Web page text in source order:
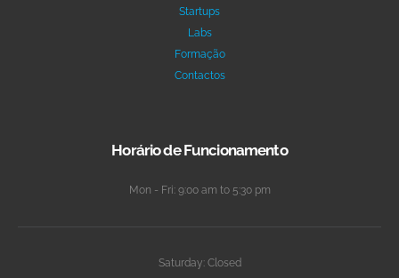
Startups
Labs
Formação
Contactos
Horário de Funcionamento
Mon - Fri: 9:00 am to 5:30 pm
Saturday: Closed